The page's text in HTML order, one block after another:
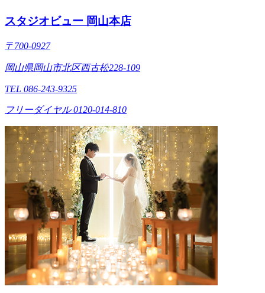
スタジオビュー 岡山本店
〒700-0927
岡山県岡山市北区西古松228-109
TEL 086-243-9325
フリーダイヤル 0120-014-810